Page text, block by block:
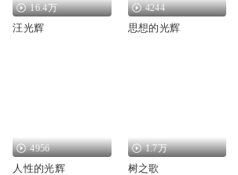
16.4万
汪光辉
4244
思想的光辉
4956
人性的光辉
1.7万
树之歌